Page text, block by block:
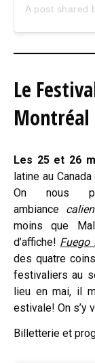
Le
Montréal
Les 25 et 26
latine au
On nous
ambiance
moins que
d’affiche! Fuego
des quatre
festivaliers au
lieu en mai, il
estivale! On s’y
Billetterie et